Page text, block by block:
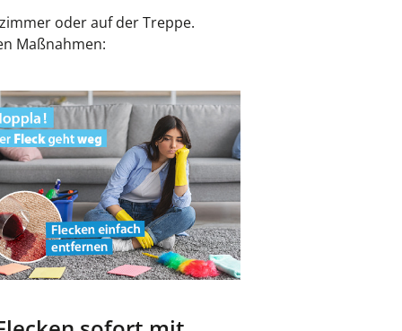
oder auf der Treppe.
Maßnahmen: